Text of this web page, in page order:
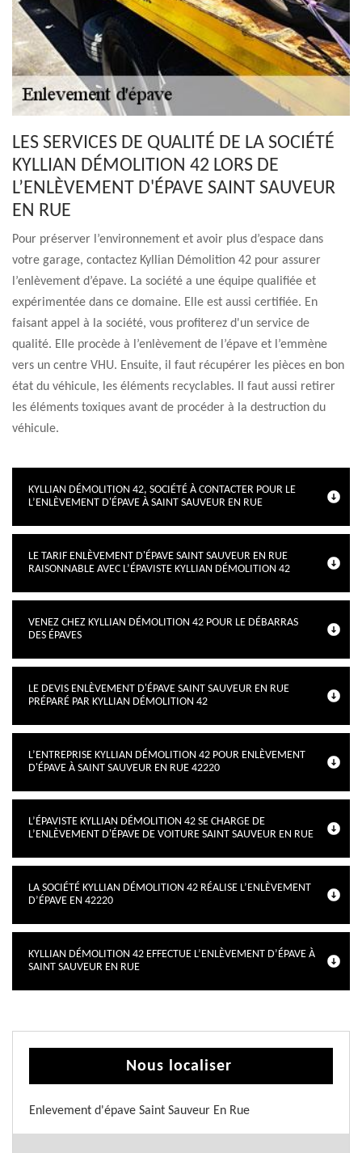
LES SERVICES DE QUALITÉ DE LA SOCIÉTÉ
KYLLIAN DÉMOLITION 42 LORS DE
L’ENLÈVEMENT D'ÉPAVE SAINT SAUVEUR
EN RUE
Pour préserver l’environnement et avoir plus d’espace dans
votre garage, contactez Kyllian Démolition 42 pour assurer
l’enlèvement d’épave. La société a une équipe qualifiée et
expérimentée dans ce domaine. Elle est aussi certifiée. En
faisant appel à la société, vous profiterez d'un service de
qualité. Elle procède à l’enlèvement de l’épave et l’emmène
vers un centre VHU. Ensuite, il faut récupérer les pièces en bon
état du véhicule, les éléments recyclables. Il faut aussi retirer
les éléments toxiques avant de procéder à la destruction du
véhicule.
KYLLIAN DÉMOLITION 42, SOCIÉTÉ À CONTACTER POUR LE
L’ENLÈVEMENT D'ÉPAVE À SAINT SAUVEUR EN RUE
LE TARIF ENLÈVEMENT D'ÉPAVE SAINT SAUVEUR EN RUE
RAISONNABLE AVEC L’ÉPAVISTE KYLLIAN DÉMOLITION 42
VENEZ CHEZ KYLLIAN DÉMOLITION 42 POUR LE DÉBARRAS
DES ÉPAVES
LE DEVIS ENLÈVEMENT D'ÉPAVE SAINT SAUVEUR EN RUE
PRÉPARÉ PAR KYLLIAN DÉMOLITION 42
L’ENTREPRISE KYLLIAN DÉMOLITION 42 POUR ENLÈVEMENT
D'ÉPAVE À SAINT SAUVEUR EN RUE 42220
L’ÉPAVISTE KYLLIAN DÉMOLITION 42 SE CHARGE DE
L’ENLÈVEMENT D'ÉPAVE DE VOITURE SAINT SAUVEUR EN RUE
LA SOCIÉTÉ KYLLIAN DÉMOLITION 42 RÉALISE L’ENLÈVEMENT
D’ÉPAVE EN 42220
KYLLIAN DÉMOLITION 42 EFFECTUE L’ENLÈVEMENT D’ÉPAVE À
SAINT SAUVEUR EN RUE
Nous localiser
Enlevement d'épave Saint Sauveur En Rue